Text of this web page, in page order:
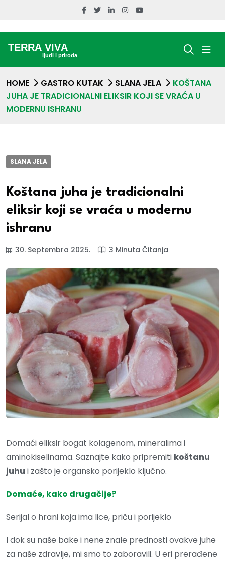
HOME GASTRO KUTAK SLANA JELA
KOŠTANA
JUHA JE TRADICIONALNI ELIKSIR KOJI SE VRAĆA U
MODERNU ISHRANU
SLANA JELA
Koštana juha je tradicionalni
eliksir koji se vraća u modernu
ishranu
30. Septembra 2025. 3 Minuta Čitanja
Domaći eliksir bogat kolagenom, mineralima i
aminokiselinama. Saznajte kako pripremiti koštanu
juhu i zašto je organsko porijeklo ključno.
Domaće, kako drugačije?
Serijal o hrani koja ima lice, priču i porijeklo
I dok su naše bake i nene znale prednosti ovakve juhe
za naše zdravlje, mi smo to zaboravili. U eri prerađene